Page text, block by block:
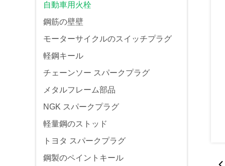
自動車用火栓
鋼筋の壁壁
モーターサイクルのスイッチプラグ
軽鋼キール
チェーンソー スパークプラグ
メタルフレーム部品
NGK スパークプラグ
軽量鋼のストッド
トヨタ スパークプラグ
鋼製のペイントキール